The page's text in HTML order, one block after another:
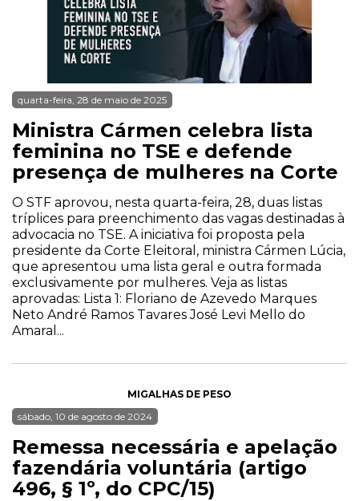
quarta-feira, 28 de maio de 2025
Ministra Cármen celebra lista
feminina no TSE e defende
presença de mulheres na Corte
O STF aprovou, nesta quarta-feira, 28, duas listas
tríplices para preenchimento das vagas destinadas à
advocacia no TSE. A iniciativa foi proposta pela
presidente da Corte Eleitoral, ministra Cármen Lúcia,
que apresentou uma lista geral e outra formada
exclusivamente por mulheres. Veja as listas
aprovadas: Lista 1: Floriano de Azevedo Marques
Neto André Ramos Tavares José Levi Mello do
Amaral...
MIGALHAS DE PESO
sábado, 10 de agosto de 2024
Remessa necessária e apelação
fazendária voluntária (artigo
496, § 1º, do CPC/15)